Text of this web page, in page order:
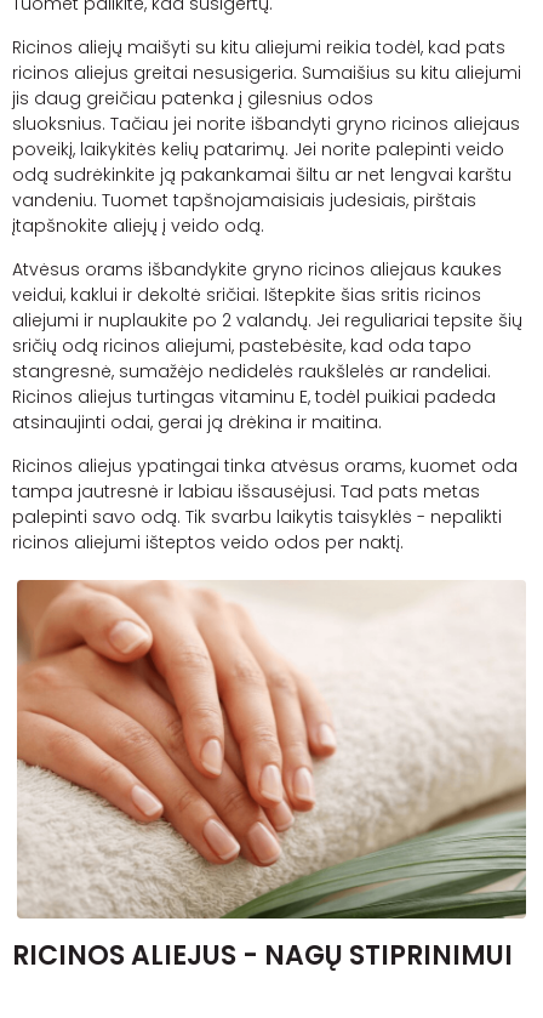
Ricinos aliejų maišyti su kitu aliejumi reikia todėl, kad pats
ricinos aliejus greitai nesusigeria. Sumaišius su kitu aliejumi
jis daug greičiau patenka į gilesnius odos
sluoksnius. Tačiau jei norite išbandyti gryno ricinos aliejaus
poveikį, laikykitės kelių patarimų. Jei norite palepinti veido
odą sudrėkinkite ją pakankamai šiltu ar net lengvai karštu
vandeniu. Tuomet tapšnojamaisiais judesiais, pirštais
įtapšnokite aliejų į veido odą.
Atvėsus orams išbandykite gryno ricinos aliejaus kaukes
veidui, kaklui ir dekoltė sričiai. Ištepkite šias sritis ricinos
aliejumi ir nuplaukite po 2 valandų. Jei reguliariai tepsite šių
sričių odą ricinos aliejumi, pastebėsite, kad oda tapo
stangresnė, sumažėjo nedidelės raukšlelės ar randeliai.
Ricinos aliejus turtingas vitaminu E, todėl puikiai padeda
atsinaujinti odai, gerai ją drėkina ir maitina.
Ricinos aliejus ypatingai tinka atvėsus orams, kuomet oda
tampa jautresnė ir labiau išsausėjusi. Tad pats metas
palepinti savo odą. Tik svarbu laikytis taisyklės - nepalikti
ricinos aliejumi išteptos veido odos per naktį.
RICINOS ALIEJUS - NAGŲ STIPRINIMUI